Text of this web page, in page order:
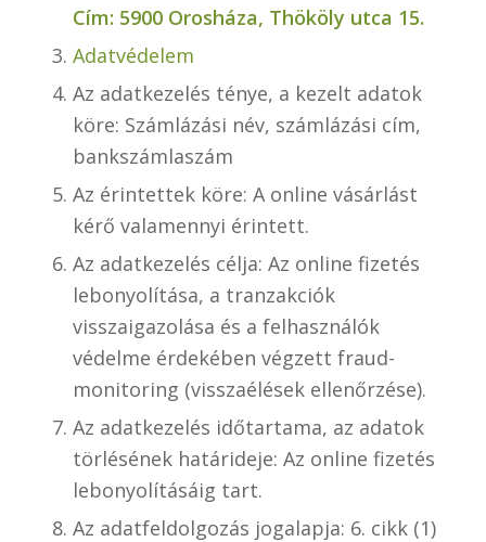
Cím: 5900 Orosháza, Thököly utca 15.
Adatvédelem
Az adatkezelés ténye, a kezelt adatok
köre: Számlázási név, számlázási cím,
bankszámlaszám
Az érintettek köre: A online vásárlást
kérő valamennyi érintett.
Az adatkezelés célja: Az online fizetés
lebonyolítása, a tranzakciók
visszaigazolása és a felhasználók
védelme érdekében végzett fraud-
monitoring (visszaélések ellenőrzése).
Az adatkezelés időtartama, az adatok
törlésének határideje: Az online fizetés
lebonyolításáig tart.
Az adatfeldolgozás jogalapja: 6. cikk (1)